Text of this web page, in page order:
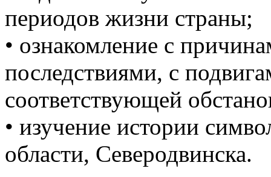
периодов жизни страны;
• ознакомление с
последствиями, с
соответствующей
• изучение истории
области, Северодвинска.